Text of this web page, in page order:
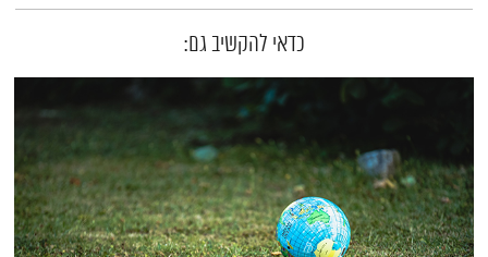
כדאי להקשיב גם: